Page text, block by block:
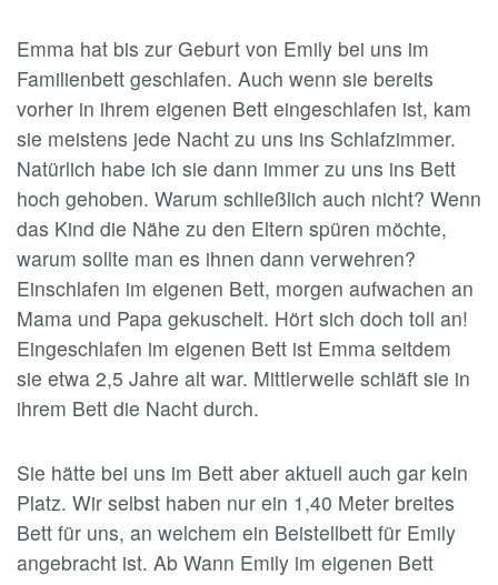
Emma hat bis zur Geburt von Emily bei uns im
Familienbett geschlafen. Auch wenn sie bereits
vorher in ihrem eigenen Bett eingeschlafen ist, kam
sie meistens jede Nacht zu uns ins Schlafzimmer.
Natürlich habe ich sie dann immer zu uns ins Bett
hoch gehoben. Warum schließlich auch nicht? Wenn
das Kind die Nähe zu den Eltern spüren möchte,
warum sollte man es ihnen dann verwehren?
Einschlafen im eigenen Bett, morgen aufwachen an
Mama und Papa gekuschelt. Hört sich doch toll an!
Eingeschlafen im eigenen Bett ist Emma seitdem
sie etwa 2,5 Jahre alt war. Mittlerweile schläft sie in
ihrem Bett die Nacht durch.
Sie hätte bei uns im Bett aber aktuell auch gar kein
Platz. Wir selbst haben nur ein 1,40 Meter breites
Bett für uns, an welchem ein Beistellbett für Emily
angebracht ist. Ab Wann Emily im eigenen Bett